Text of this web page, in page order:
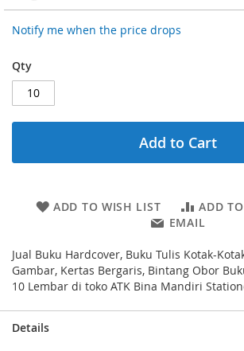
Notify me when the price drops
Qty
Add to Cart
ADD TO WISH LIST
ADD
EMAIL
Jual Buku Hardcover, Buku Tulis Kotak-
Gambar, Kertas Bergaris, Bintang Obor
10 Lembar di toko ATK Bina Mandiri
Details